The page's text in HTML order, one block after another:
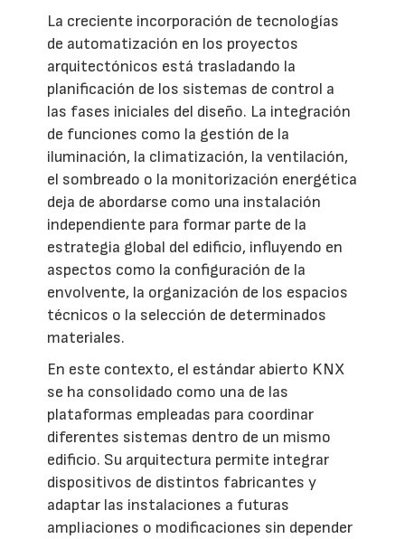
La creciente incorporación de tecnologías
de automatización en los proyectos
arquitectónicos está trasladando la
planificación de los sistemas de control a
las fases iniciales del diseño. La integración
de funciones como la gestión de la
iluminación, la climatización, la ventilación,
el sombreado o la monitorización energética
deja de abordarse como una instalación
independiente para formar parte de la
estrategia global del edificio, influyendo en
aspectos como la configuración de la
envolvente, la organización de los espacios
técnicos o la selección de determinados
materiales.
En este contexto, el estándar abierto KNX
se ha consolidado como una de las
plataformas empleadas para coordinar
diferentes sistemas dentro de un mismo
edificio. Su arquitectura permite integrar
dispositivos de distintos fabricantes y
adaptar las instalaciones a futuras
ampliaciones o modificaciones sin depender